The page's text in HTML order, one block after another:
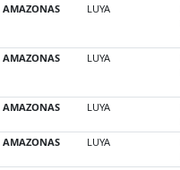
AMAZONAS LUYA
AMAZONAS LUYA
AMAZONAS LUYA
AMAZONAS LUYA